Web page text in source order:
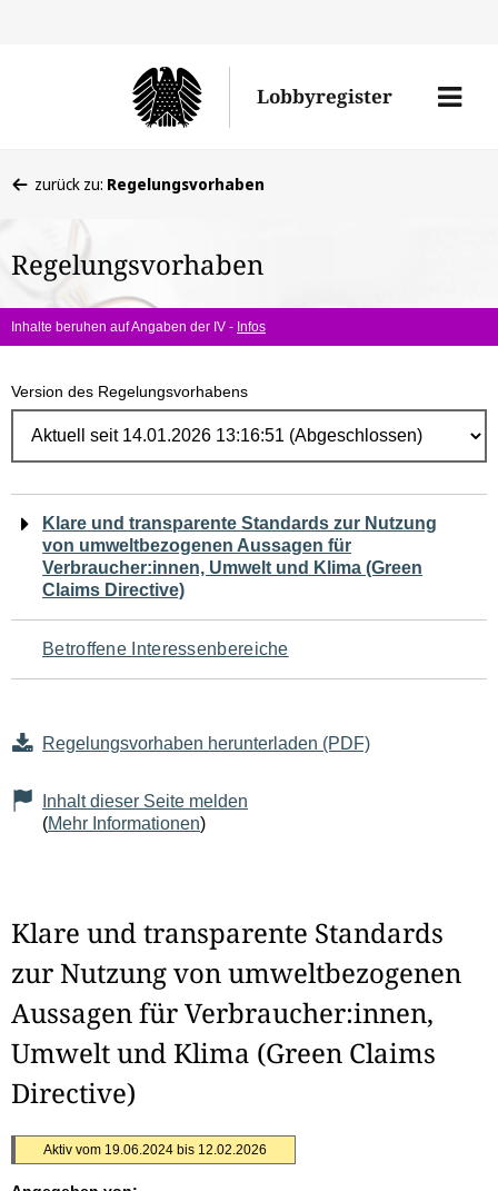
Lobbyregister
Menü
befinden
hier:
zurück zu: Regelungsvorhaben
Regelungsvorhaben
Inhalte beruhen auf Angaben der IV - Infos
Version des Regelungsvorhabens
Navigation
für
den
Seiteninhalt
Klare und transparente Standards zur Nutzung
von umweltbezogenen Aussagen für
Verbraucher:innen, Umwelt und Klima (Green
Claims Directive)
Betroffene Interessenbereiche
Regelungsvorhaben herunterladen (PDF)
Inhalt dieser Seite melden
(Mehr Informationen)
Klare und transparente Standards
zur Nutzung von umweltbezogenen
Aussagen für Verbraucher:innen,
Umwelt und Klima (Green Claims
Directive)
Aktiv vom 19.06.2024 bis 12.02.2026